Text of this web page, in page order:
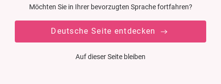
Möchten Sie in Ihrer bevorzugten Sprache fortfahren?
Deutsche Seite entdecken
Auf dieser Seite bleiben